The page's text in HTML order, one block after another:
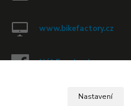
www.bikefactory.cz
Náš Facebook »
Nastavení